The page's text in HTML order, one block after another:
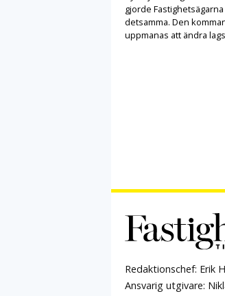
gjorde Fastighetsägarna
detsamma. Den
uppmanas att ändra
Redaktionschef: Erik
Ansvarig utgivare: